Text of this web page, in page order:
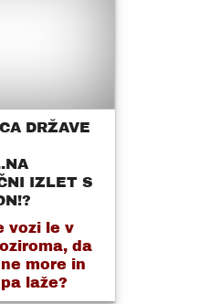
DRŽAVE
IZLET S
vozi le v
da
more in
laže?